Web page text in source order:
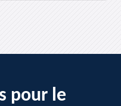
pour le